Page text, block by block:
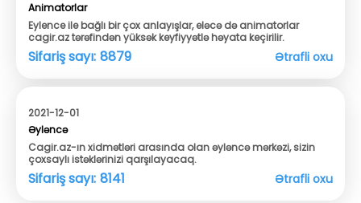
Animatorlar
Eylence ile bağlı bir çox anlayışlar, eləcə də animatorlar
cagir.az tərəfindən yüksək keyfiyyətlə həyata keçirilir.
Sifariş sayı: 8879 Ətrafli oxu
2021-12-01
Əyləncə
Cagir.az-ın xidmətləri arasında olan əyləncə mərkəzi, sizin
çoxsaylı istəklərinizi qarşılayacaq.
Sifariş sayı: 8141 Ətrafli oxu